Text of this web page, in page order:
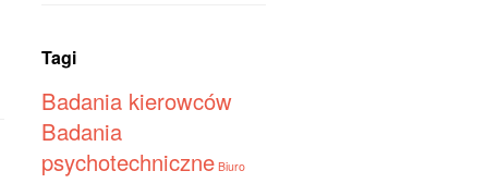
Tagi
Badania kierowców
Badania
psychotechniczne Biuro